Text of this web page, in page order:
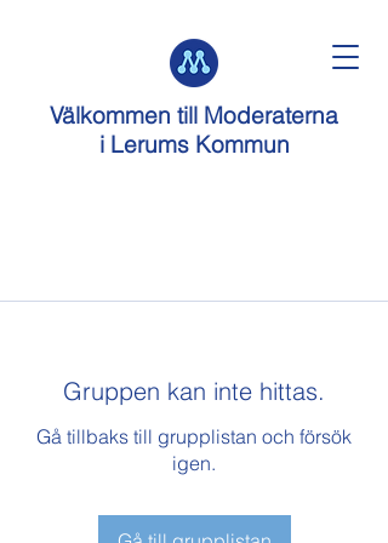
Välkommen till Moderaterna
i Lerums Kommun
Gruppen kan inte hittas.
Gå tillbaks till grupplistan och försök
igen.